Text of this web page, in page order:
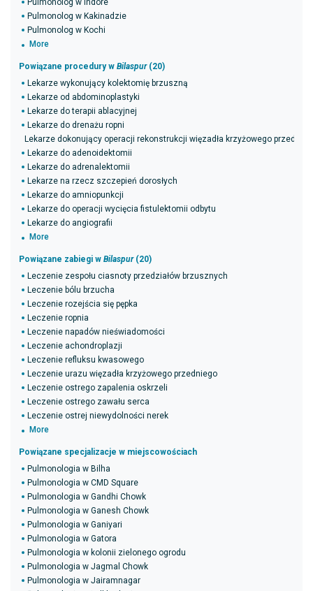
Pulmonolog w Indore
Pulmonolog w Kakinadzie
Pulmonolog w Kochi
More
Powiązane procedury w Bilaspur(20)
Lekarze wykonujący kolektomię brzuszną
Lekarze od abdominoplastyki
Lekarze do terapii ablacyjnej
Lekarze do drenażu ropni
Lekarze dokonujący operacji rekonstrukcji więzadła krzyżowego
Lekarze do adenoidektomii
Lekarze do adrenalektomii
Lekarze na rzecz szczepień dorosłych
Lekarze do amniopunkcji
Lekarze do operacji wycięcia fistulektomii odbytu
Lekarze do angiografii
More
Powiązane zabiegi w Bilaspur(20)
Leczenie zespołu ciasnoty przedziałów brzusznych
Leczenie bólu brzucha
Leczenie rozejścia się pępka
Leczenie ropnia
Leczenie napadów nieświadomości
Leczenie achondroplazji
Leczenie refluksu kwasowego
Leczenie urazu więzadła krzyżowego przedniego
Leczenie ostrego zapalenia oskrzeli
Leczenie ostrego zawału serca
Leczenie ostrej niewydolności nerek
More
Powiązane specjalizacje w miejscowościach
Pulmonologia w Bilha
Pulmonologia w CMD Square
Pulmonologia w Gandhi Chowk
Pulmonologia w Ganesh Chowk
Pulmonologia w Ganiyari
Pulmonologia w Gatora
Pulmonologia w kolonii zielonego ogrodu
Pulmonologia w Jagmal Chowk
Pulmonologia w Jairamnagar